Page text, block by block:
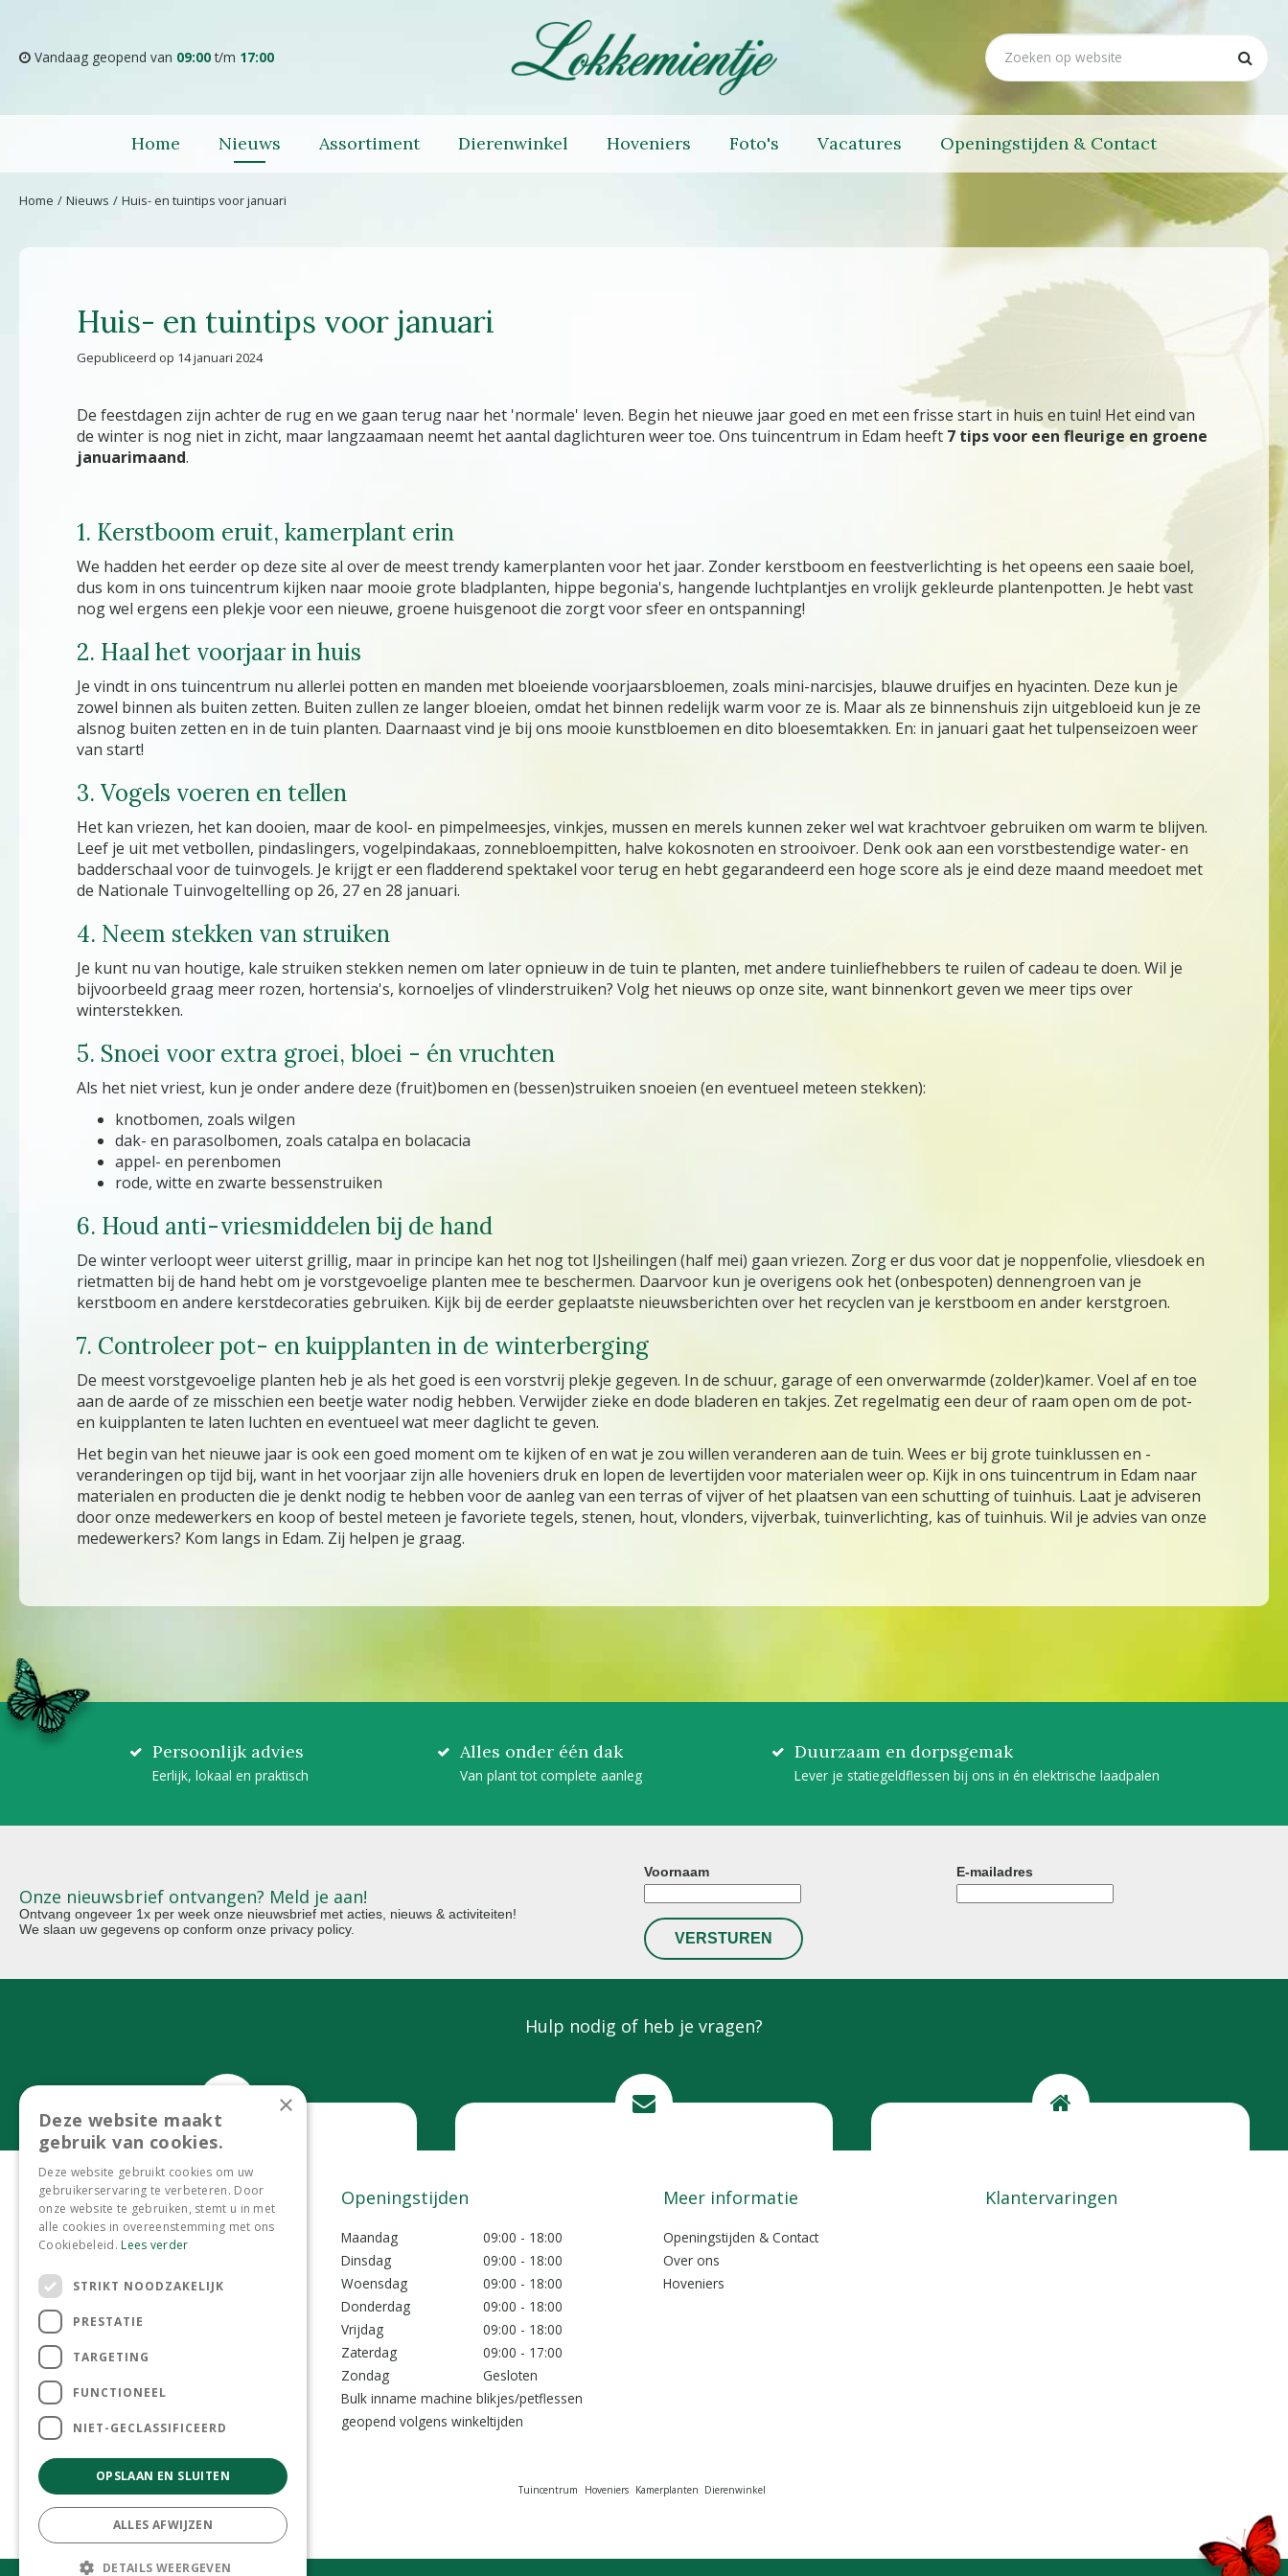
content
Home Nieuws Huis- en tuintips voor januari
Vandaag geopend van 09:00t/m 17:00
Home Nieuws Assortiment Dierenwinkel Hoveniers Foto's Vacatures Openingstijden & Contact
Huis- en tuintips voor januari
Gepubliceerd op 14 januari 2024
De feestdagen zijn achter de rug en we gaan terug naar het 'normale' leven. Begin het nieuwe jaar goed en met een frisse start in huis en tuin! Het eind van
de winter is nog niet in zicht, maar langzaamaan neemt het aantal daglichturen weer toe. Ons tuincentrum in Edam heeft 7 tips voor een fleurige en groene
januarimaand.
1. Kerstboom eruit, kamerplant erin
We hadden het eerder op deze site al over de meest trendy kamerplanten voor het jaar. Zonder kerstboom en feestverlichting is het opeens een saaie boel,
dus kom in ons tuincentrum kijken naar mooie grote bladplanten, hippe begonia's, hangende luchtplantjes en vrolijk gekleurde plantenpotten. Je hebt vast
nog wel ergens een plekje voor een nieuwe, groene huisgenoot die zorgt voor sfeer en ontspanning!
2. Haal het voorjaar in huis
Je vindt in ons tuincentrum nu allerlei potten en manden met bloeiende voorjaarsbloemen, zoals mini-narcisjes, blauwe druifjes en hyacinten. Deze kun je
zowel binnen als buiten zetten. Buiten zullen ze langer bloeien, omdat het binnen redelijk warm voor ze is. Maar als ze binnenshuis zijn uitgebloeid kun je ze
alsnog buiten zetten en in de tuin planten. Daarnaast vind je bij ons mooie kunstbloemen en dito bloesemtakken. En: in januari gaat het tulpenseizoen weer
van start!
3. Vogels voeren en tellen
Het kan vriezen, het kan dooien, maar de kool- en pimpelmeesjes, vinkjes, mussen en merels kunnen zeker wel wat krachtvoer gebruiken om warm te blijven.
Leef je uit met vetbollen, pindaslingers, vogelpindakaas, zonnebloempitten, halve kokosnoten en strooivoer. Denk ook aan een vorstbestendige water- en
badderschaal voor de tuinvogels. Je krijgt er een fladderend spektakel voor terug en hebt gegarandeerd een hoge score als je eind deze maand meedoet met
de Nationale Tuinvogeltelling op 26, 27 en 28 januari.
4. Neem stekken van struiken
Je kunt nu van houtige, kale struiken stekken nemen om later opnieuw in de tuin te planten, met andere tuinliefhebbers te ruilen of cadeau te doen. Wil je
bijvoorbeeld graag meer rozen, hortensia's, kornoeljes of vlinderstruiken? Volg het nieuws op onze site, want binnenkort geven we meer tips over
winterstekken.
5. Snoei voor extra groei, bloei - én vruchten
Als het niet vriest, kun je onder andere deze (fruit)bomen en (bessen)struiken snoeien (en eventueel meteen stekken):
knotbomen, zoals wilgen
dak- en parasolbomen, zoals catalpa en bolacacia
appel- en perenbomen
rode, witte en zwarte bessenstruiken
6. Houd anti-vriesmiddelen bij de hand
De winter verloopt weer uiterst grillig, maar in principe kan het nog tot IJsheilingen (half mei) gaan vriezen. Zorg er dus voor dat je noppenfolie, vliesdoek en
rietmatten bij de hand hebt om je vorstgevoelige planten mee te beschermen. Daarvoor kun je overigens ook het (onbespoten) dennengroen van je
kerstboom en andere kerstdecoraties gebruiken. Kijk bij de eerder geplaatste nieuwsberichten over het recyclen van je kerstboom en ander kerstgroen.
7. Controleer pot- en kuipplanten in de winterberging
De meest vorstgevoelige planten heb je als het goed is een vorstvrij plekje gegeven. In de schuur, garage of een onverwarmde (zolder)kamer. Voel af en toe
aan de aarde of ze misschien een beetje water nodig hebben. Verwijder zieke en dode bladeren en takjes. Zet regelmatig een deur of raam open om de pot-
en kuipplanten te laten luchten en eventueel wat meer daglicht te geven.
Het begin van het nieuwe jaar is ook een goed moment om te kijken of en wat je zou willen veranderen aan de tuin. Wees er bij grote tuinklussen en -
veranderingen op tijd bij, want in het voorjaar zijn alle hoveniers druk en lopen de levertijden voor materialen weer op. Kijk in ons tuincentrum in Edam naar
materialen en producten die je denkt nodig te hebben voor de aanleg van een terras of vijver of het plaatsen van een schutting of tuinhuis. Laat je adviseren
door onze medewerkers en koop of bestel meteen je favoriete tegels, stenen, hout, vlonders, vijverbak, tuinverlichting, kas of tuinhuis. Wil je advies van onze
medewerkers? Kom langs in Edam. Zij helpen je graag.
Persoonlijk advies
Eerlijk, lokaal en praktisch
Alles onder één dak
Van plant tot complete aanleg
Duurzaam en dorpsgemak
Lever je statiegeldflessen bij ons in én elektrische laadpalen
Onze nieuwsbrief ontvangen? Meld je aan!
Ontvang ongeveer 1x per week onze nieuwsbrief met acties, nieuws & activiteiten!
We slaan uw gegevens op conform onze privacy policy.
Voornaam E-mailadres
Hulp nodig of heb je vragen?
Bel ons
0299-372465
info@lokkemientje.nl
Locatie
Contact
Tuincentrum Lokkemientje
1135 VZ Edam
0299-372465
info@lokkemientje.nl
Openingstijden
Maandag
09:00 - 18:00
Dinsdag
09:00 - 18:00
Woensdag
09:00 - 18:00
Donderdag
09:00 - 18:00
Vrijdag
09:00 - 18:00
Zaterdag
09:00 - 17:00
Zondag
Gesloten
Bulk inname machine blikjes/petflessen
geopend volgens winkeltijden
Meer informatie
Openingstijden & Contact
Over ons
Hoveniers
Klantervaringen
Tuincentrum Hoveniers Kamerplanten Dierenwinkel
×
Deze website maakt
gebruik van cookies.
Deze website gebruikt cookies om uw
gebruikerservaring te verbeteren. Door
onze website te gebruiken, stemt u in met
alle cookies in overeenstemming met ons
Cookiebeleid. Lees verder
STRIKT NOODZAKELIJK
PRESTATIE
TARGETING
FUNCTIONEEL
NIET-GECLASSIFICEERD
OPSLAAN EN SLUITEN
ALLES AFWIJZEN
DETAILS WEERGEVEN